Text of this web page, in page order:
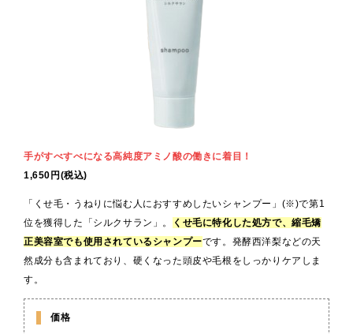
手がすべすべになる高純度アミノ酸の働きに着目！
1,650円(税込)
「くせ毛・うねりに悩む人におすすめしたいシャンプー」(※)で第1
位を獲得した「シルクサラン」。
くせ毛に特化した処方で、縮毛矯
正美容室でも使用されているシャンプーです。発酵西洋梨などの天
然成分も含まれており、硬くなった頭皮や毛根をしっかりケアしま
す。
価格